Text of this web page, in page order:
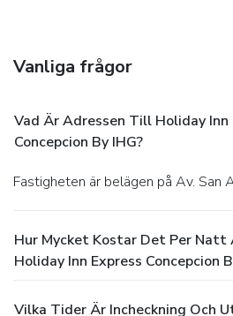
Vanliga frågor
Vad Är Adressen Till Holiday Inn
Concepcion By IHG?
Fastigheten är belägen på Av. San
Hur Mycket Kostar Det Per Natt
Holiday Inn Express Concepcion
Vilka Tider Är Incheckning Och